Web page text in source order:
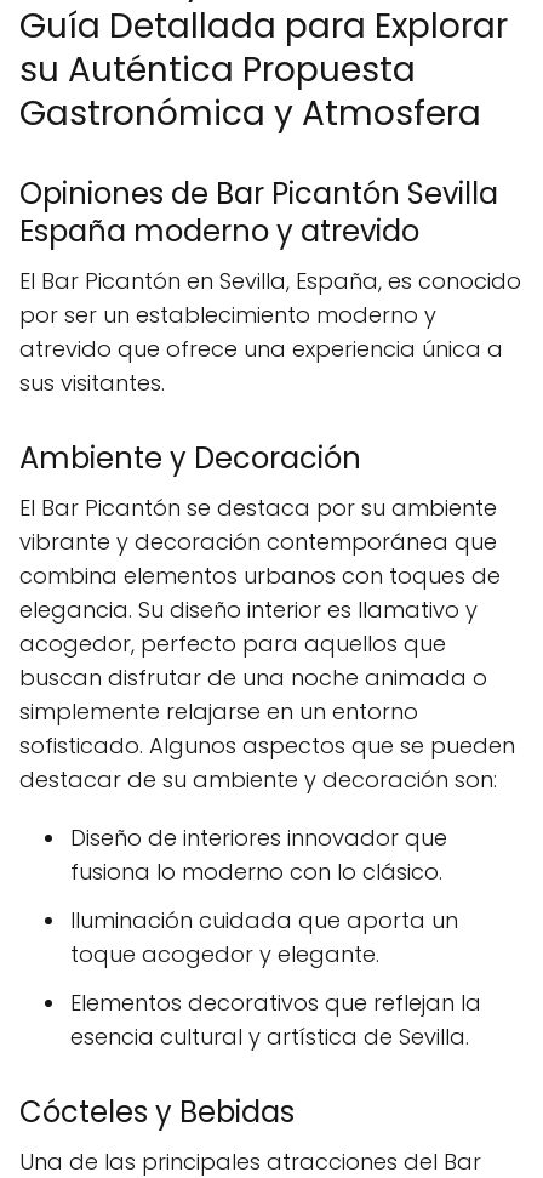
Guía Detallada para Explorar
su Auténtica Propuesta
Gastronómica y Atmosfera
Opiniones de Bar Picantón Sevilla
España moderno y atrevido
El Bar Picantón en Sevilla, España, es conocido
por ser un establecimiento moderno y
atrevido que ofrece una experiencia única a
sus visitantes.
Ambiente y Decoración
El Bar Picantón se destaca por su ambiente
vibrante y decoración contemporánea que
combina elementos urbanos con toques de
elegancia. Su diseño interior es llamativo y
acogedor, perfecto para aquellos que
buscan disfrutar de una noche animada o
simplemente relajarse en un entorno
sofisticado. Algunos aspectos que se pueden
destacar de su ambiente y decoración son:
Diseño de interiores innovador que
fusiona lo moderno con lo clásico.
Iluminación cuidada que aporta un
toque acogedor y elegante.
Elementos decorativos que reflejan la
esencia cultural y artística de Sevilla.
Cócteles y Bebidas
Una de las principales atracciones del Bar